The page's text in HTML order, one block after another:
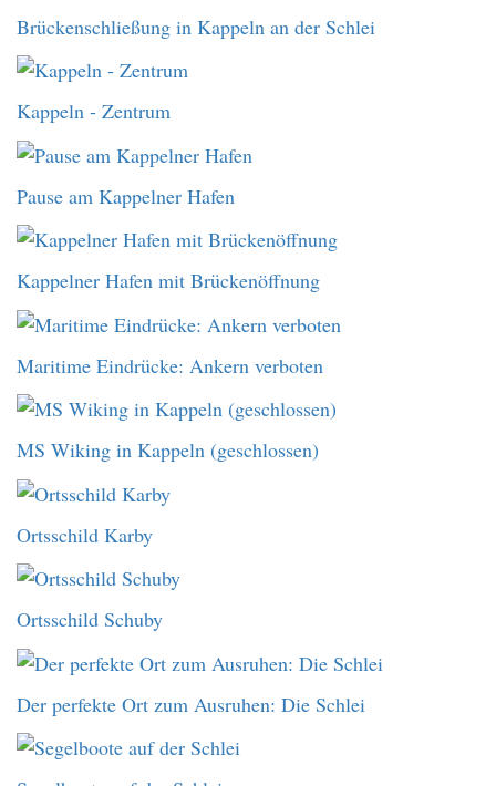
Brückenschließung in Kappeln an der Schlei
Kappeln - Zentrum
Pause am Kappelner Hafen
Kappelner Hafen mit Brückenöffnung
Maritime Eindrücke: Ankern verboten
MS Wiking in Kappeln (geschlossen)
Ortsschild Karby
Ortsschild Schuby
Der perfekte Ort zum Ausruhen: Die Schlei